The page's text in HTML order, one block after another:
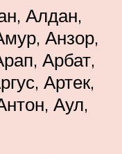
Алдан,
Анзор,
Арбат,
Артек,
Аул,